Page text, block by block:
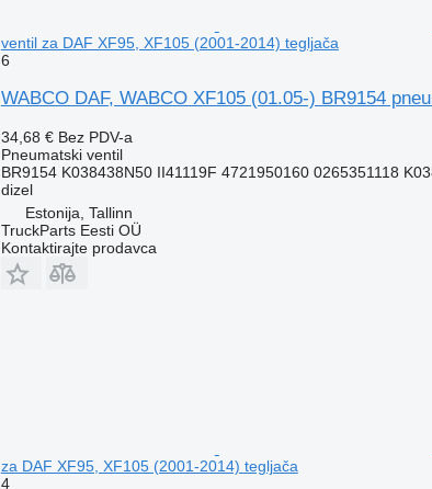
ventil za DAF XF95, XF105 (2001-2014) tegljača
6
WABCO DAF, WABCO XF105 (01.05-) BR9154
34,68 € Bez PDV-a
Pneumatski ventil
BR9154 K038438N50 II41119F 4721950160 0265351118
dizel
Estonija, Tallinn
TruckParts Eesti OÜ
Kontaktirajte prodavca
za DAF XF95, XF105 (2001-2014) tegljača
4